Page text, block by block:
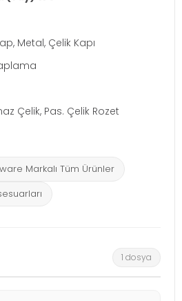
Metal, Çelik Kapı
Çelik, Pas. Çelik Rozet
Markalı Tüm Ürünler
1 dosya